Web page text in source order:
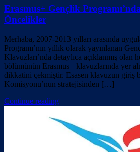
Erasmus+ Gençlik
Öncelikler
Merhaba, 2007-2013 yılları arasında
Programı’nın yıllık olarak yayınlanan
Klavuzları’nda detaylıca açıklanmış olan
bölümünün Erasmus+ klavuzlarında yer
dikkatini çekmiştir. Esasen klavuzun giriş
Komisyonu’nun stratejisinden […]
Continue reading